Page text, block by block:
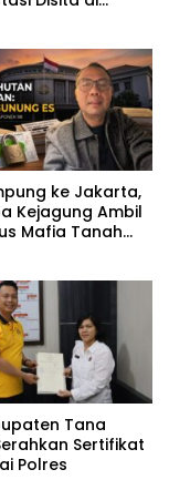
ke Jakarta,
Kejagung Ambil
Mafia Tanah
Tana
Sertifikat
Polres